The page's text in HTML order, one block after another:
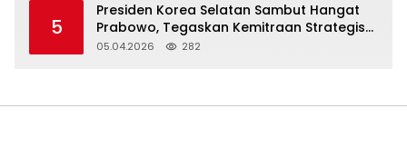
5
Presiden Korea Selatan Sambut Hangat
Prabowo, Tegaskan Kemitraan Strategis
Komprehensif
05.04.2026 282